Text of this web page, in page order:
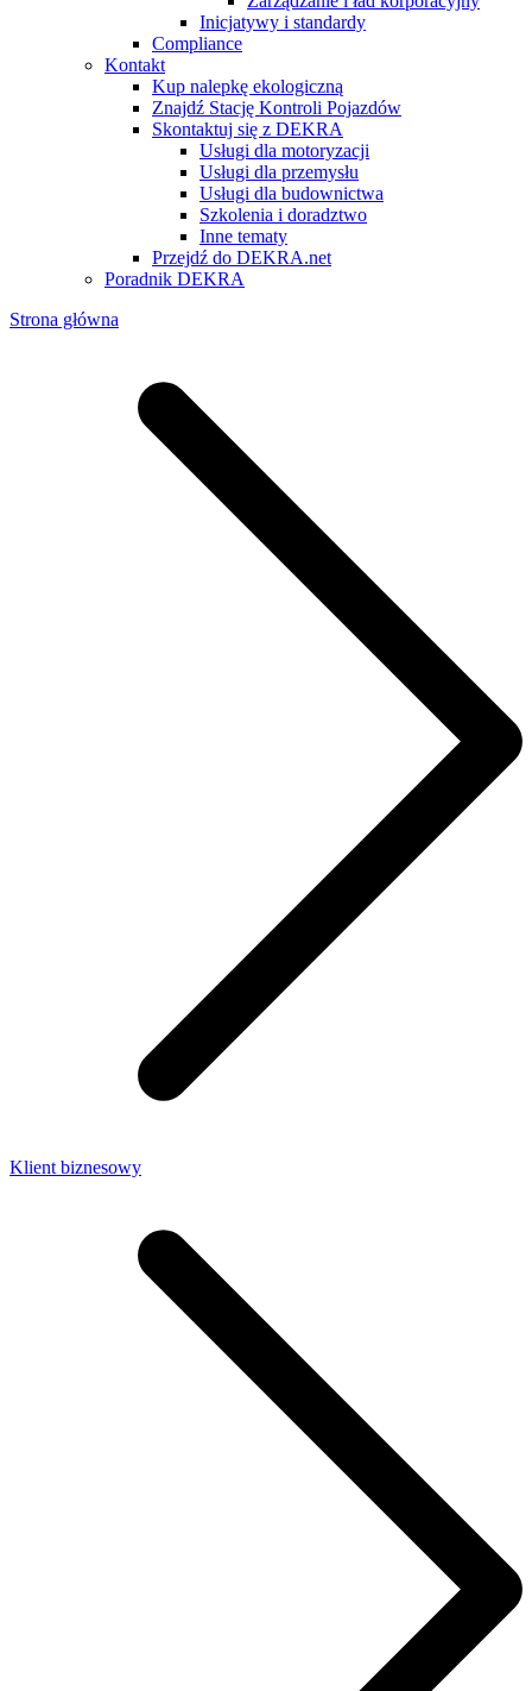
Inicjatywy i standardy
Compliance
Kontakt
Kup nalepkę ekologiczną
Znajdź Stację Kontroli Pojazdów
Skontaktuj się z DEKRA
Usługi dla motoryzacji
Usługi dla przemysłu
Usługi dla budownictwa
Szkolenia i doradztwo
Inne tematy
Przejdź do DEKRA.net
Poradnik DEKRA
Strona główna
Klient biznesowy